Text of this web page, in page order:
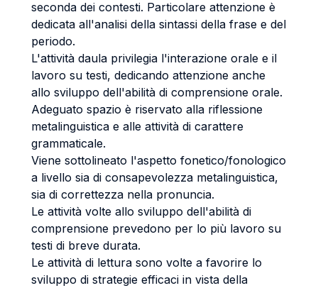
seconda dei contesti. Particolare attenzione è
dedicata all'analisi della sintassi della frase e del
periodo.
L'attività daula privilegia l'interazione orale e il
lavoro su testi, dedicando attenzione anche
allo sviluppo dell'abilità di comprensione orale.
Adeguato spazio è riservato alla riflessione
metalinguistica e alle attività di carattere
grammaticale.
Viene sottolineato l'aspetto fonetico/fonologico
a livello sia di consapevolezza metalinguistica,
sia di correttezza nella pronuncia.
Le attività volte allo sviluppo dell'abilità di
comprensione prevedono per lo più lavoro su
testi di breve durata.
Le attività di lettura sono volte a favorire lo
sviluppo di strategie efficaci in vista della